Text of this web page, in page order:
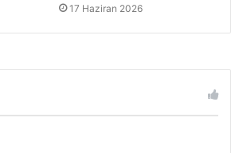
17 Haziran 2026